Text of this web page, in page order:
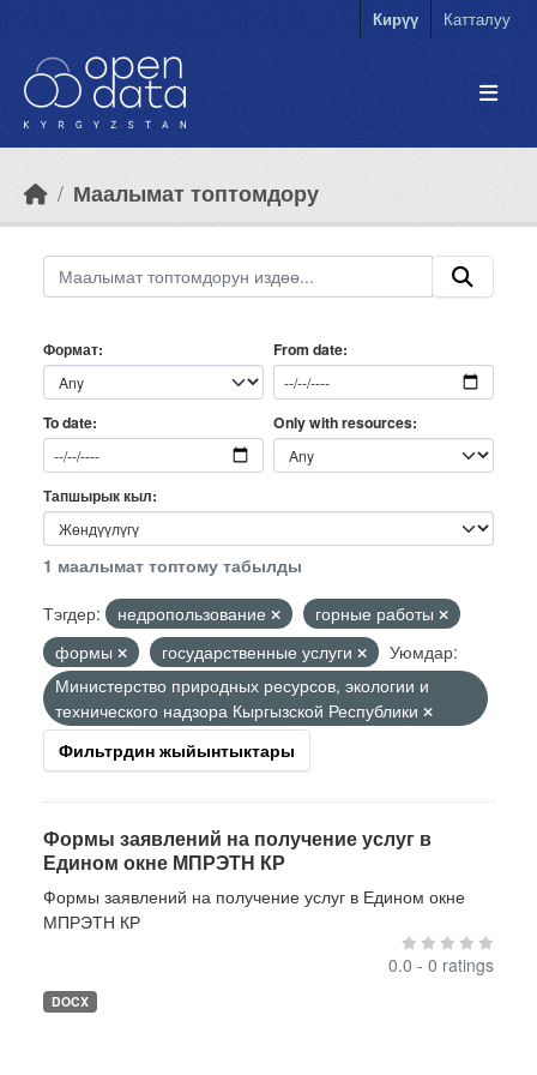
Кирүү Катталуу
Маалымат топтомдору
Формат From date
To date Only with resources
Тапшырык кыл
1 маалымат топтому табылды
Тэгдер:
недропользование
горные работы
формы
государственные услуги
Уюмдар:
Министерство природных ресурсов, экологии и
технического надзора Кыргызской Республики
Фильтрдин жыйынтыктары
Формы заявлений на получение услуг в
Едином окне МПРЭТН КР
Формы заявлений на получение услуг в Едином окне
МПРЭТН КР
0.0 - 0 ratings
DOCX